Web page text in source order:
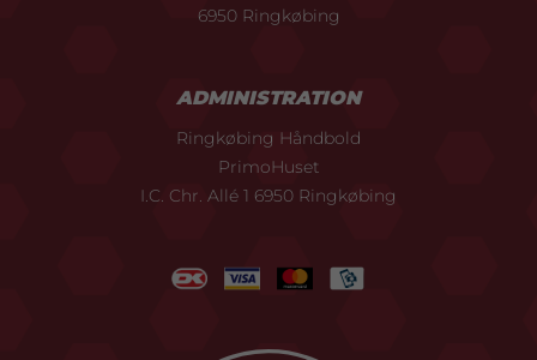
6950 Ringkøbing
ADMINISTRATION
Ringkøbing Håndbold
PrimoHuset
I.C. Chr. Allé 1 6950 Ringkøbing